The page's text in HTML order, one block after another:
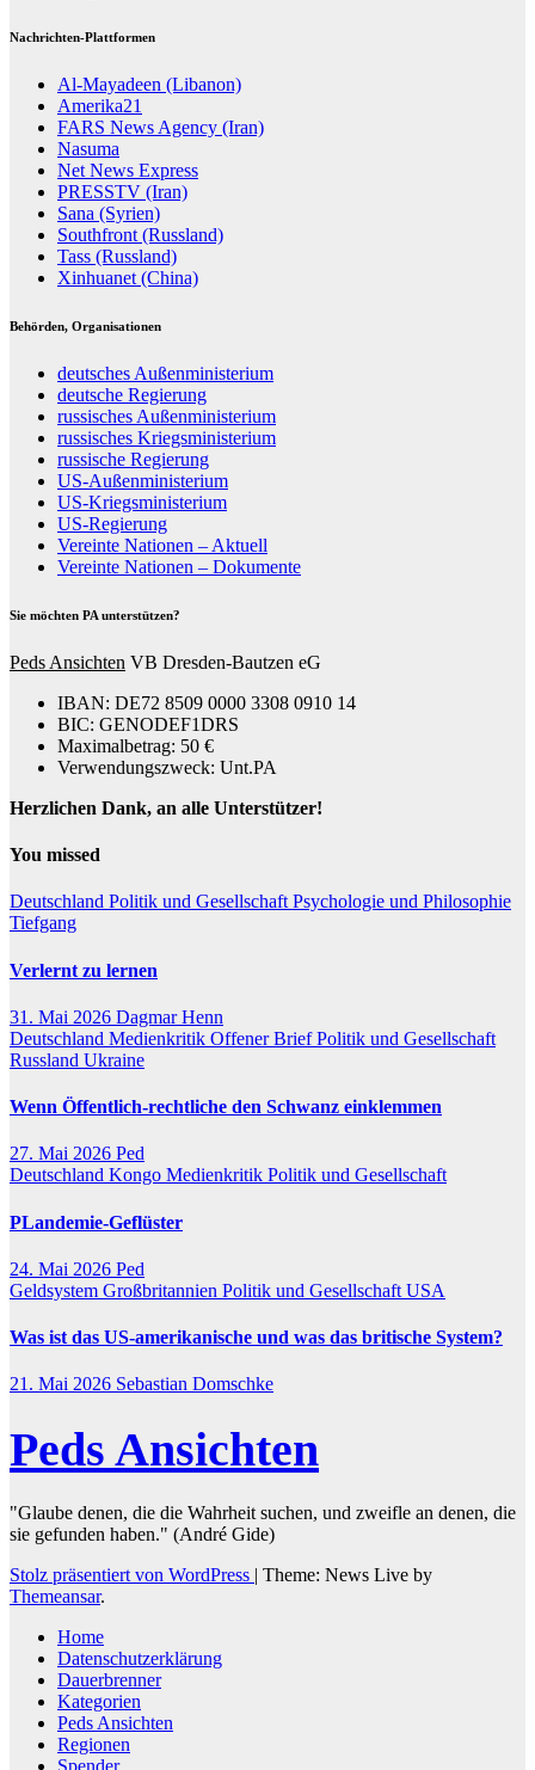
Nachrichten-Plattformen
Al-Mayadeen (Libanon)
Amerika21
FARS News Agency (Iran)
Nasuma
Net News Express
PRESSTV (Iran)
Sana (Syrien)
Southfront (Russland)
Tass (Russland)
Xinhuanet (China)
Behörden, Organisationen
deutsches Außenministerium
deutsche Regierung
russisches Außenministerium
russisches Kriegsministerium
russische Regierung
US-Außenministerium
US-Kriegsministerium
US-Regierung
Vereinte Nationen – Aktuell
Vereinte Nationen – Dokumente
Sie möchten PA unterstützen?
Peds Ansichten VB Dresden-Bautzen eG
IBAN: DE72 8509 0000 3308 0910 14
BIC: GENODEF1DRS
Maximalbetrag: 50 €
Verwendungszweck: Unt.PA
Herzlichen Dank, an alle Unterstützer!
You missed
Deutschland Politik und Gesellschaft Psychologie und Philosophie
Tiefgang
Verlernt zu lernen
31. Mai 2026 Dagmar Henn
Deutschland Medienkritik Offener BriefPolitik und Gesellschaft
Russland Ukraine
Wenn Öffentlich-rechtliche den Schwanz einklemmen
27. Mai 2026 Ped
Deutschland Kongo Medienkritik Politik und Gesellschaft
PLandemie-Geflüster
24. Mai 2026 Ped
Geldsystem Großbritannien Politik und Gesellschaft USA
Was ist das US-amerikanische und was das britische System?
21. Mai 2026 Sebastian Domschke
Peds Ansichten
"Glaube denen, die die Wahrheit suchen, und zweifle an denen, die
sie gefunden haben." (André Gide)
Stolz präsentiert von WordPress | Theme: News Live by
Themeansar.
Home
Datenschutzerklärung
Dauerbrenner
Kategorien
Peds Ansichten
Regionen